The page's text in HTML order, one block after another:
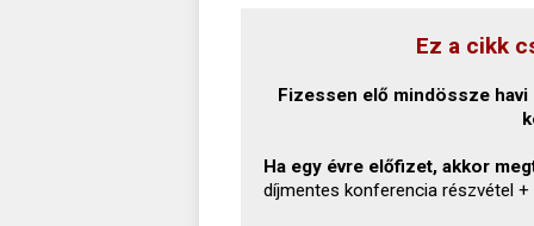
Ez a cikk
Fizessen elő mindössze havi
Ha egy évre előfizet, akkor
díjmentes konferencia részvétel